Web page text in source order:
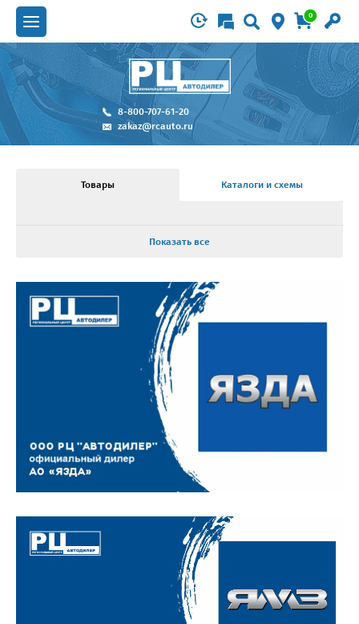
0
8-800-707-61-20
zakaz@rcauto.ru
Товары Каталоги и схемы
Показать все